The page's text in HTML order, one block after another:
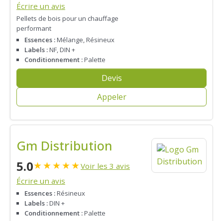
Écrire un avis
Pellets de bois pour un chauffage
performant
Essences :Mélange, Résineux
Labels :NF, DIN +
Conditionnement :Palette
Devis
Appeler
Gm Distribution
5.0★★★★★Voir les 3 avis
Écrire un avis
Essences :Résineux
Labels :DIN +
Conditionnement :Palette